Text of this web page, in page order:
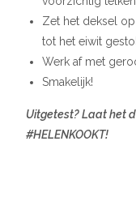
Zet het deksel
tot het eiwit
Werk af met
Smakelijk!
Uitgetest? Laat het
#HELENKOOKT!